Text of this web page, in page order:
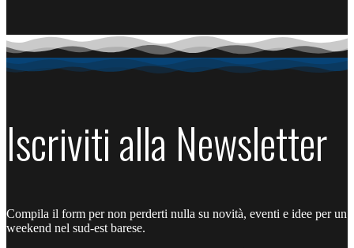
Iscriviti alla Newsletter
Compila il form per non perderti nulla su novità, eventi e idee per un
weekend nel sud-est barese.